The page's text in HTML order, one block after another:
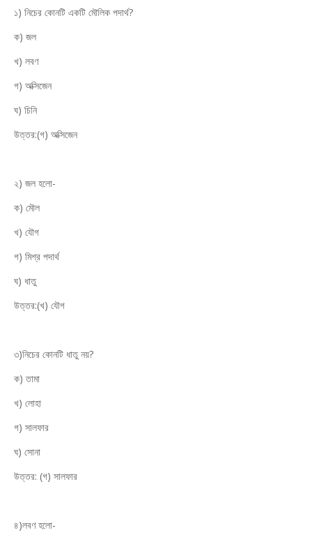
১) নিচের কোনটি একটি মৌলিক পদার্থ?
ক) জল
খ) লবণ
গ) অক্সিজেন
ঘ) চিনি
উত্তর:(গ) অক্সিজেন
২) জল হলো-
ক) মৌল
খ) যৌগ
গ) মিশ্র পদার্থ
ঘ) ধাতু
উত্তর:(খ) যৌগ
৩)নিচের কোনটি ধাতু নয়?
ক) তামা
খ) লোহা
গ) সালফার
ঘ) সোনা
উত্তর: (গ) সালফার
৪)লবণ হলো-